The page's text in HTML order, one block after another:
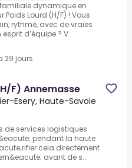
familiale dynamique en
Poids Lourd (H/F) !.Vous
rythmé, avec de vraies
d’équipe ?.V...
29 jours
F) Annemasse
Esery, Haute-Savoie
de services logistiques
pendant la haute
cela directement
avant de s...